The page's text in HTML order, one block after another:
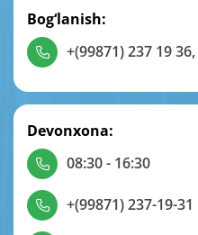
Bog‘lanish:
+(99871) 237 19 36,
Devonxona:
08:30 - 16:30
+(99871) 237-19-31